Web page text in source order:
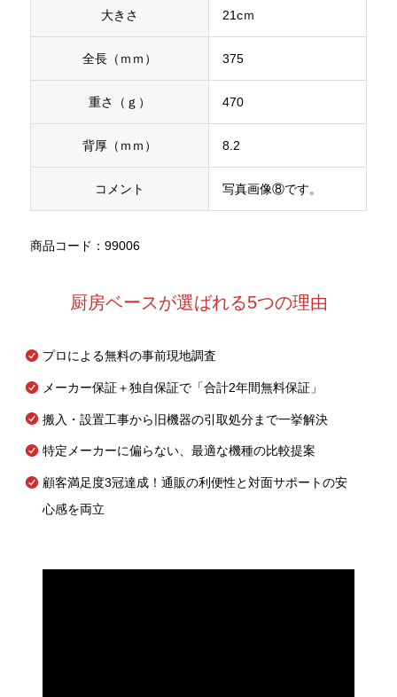
大きさ 21cｍ
全長（ｍｍ） 375
重さ（ｇ） 470
背厚（ｍｍ） 8.2
コメント 写真画像⑧です。
商品コード：99006
厨房ベースが選ばれる5つの理由
プロによる無料の事前現地調査
メーカー保証＋独自保証で「合計2年間無料保証」
搬入・設置工事から旧機器の引取処分まで一挙解決
特定メーカーに偏らない、最適な機種の比較提案
顧客満足度3冠達成！通販の利便性と対面サポートの安
心感を両立